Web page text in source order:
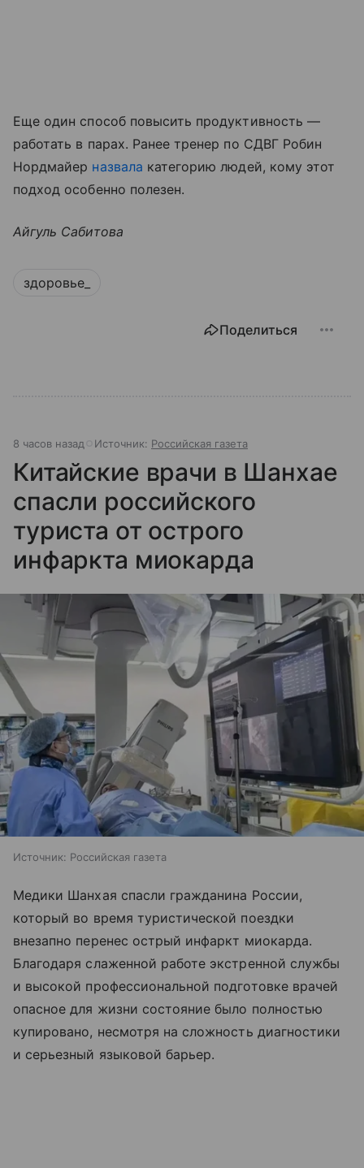
Еще один способ повысить продуктивность —
работать в парах. Ранее тренер по СДВГ Робин
Нордмайер назвала категорию людей, кому этот
подход особенно полезен.
Айгуль Сабитова
здоровье_
Поделиться
8 часов назад Источник: Российская газета
Китайские врачи в Шанхае
спасли российского
туриста от острого
инфаркта миокарда
Источник: Российская газета
Медики Шанхая спасли гражданина России,
который во время туристической поездки
внезапно перенес острый инфаркт миокарда.
Благодаря слаженной работе экстренной службы
и высокой профессиональной подготовке врачей
опасное для жизни состояние было полностью
купировано, несмотря на сложность диагностики
и серьезный языковой барьер.